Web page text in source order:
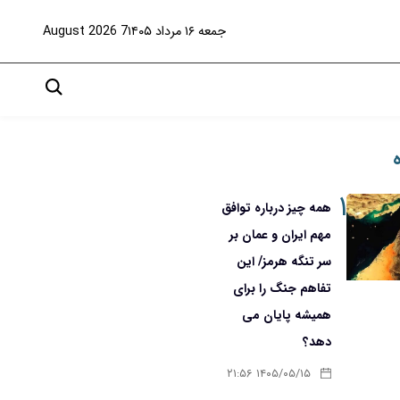
جمعه ۱۶ مرداد ۱۴۰۵ 7 August 2026
۱ همه چیز درباره توافق
مهم ایران و عمان بر
سر تنگه هرمز/ این
تفاهم جنگ را برای
همیشه پایان می
دهد؟
۱۴۰۵/۰۵/۱۵ ۲۱:۵۶